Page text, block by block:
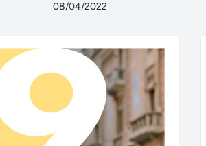
08/04/2022